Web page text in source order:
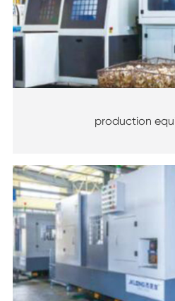
production